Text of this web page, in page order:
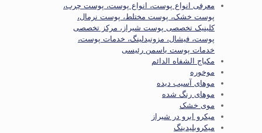
معرفی انواع پوست، انواع پوست، پوست چرب،
پوست خشک، پوست مختلط، پوست نرمال،
کلینیک تخصصی پوست شیراز، مرکز تخصصی
پوست، فیشال، مزونیدلینگ، خدمات پوست،
خدمات پوست یاسمن رئیسی
مكياج الشفاه الدائم
موخوره
موهای آسیب دیده
موهای رنگ شده
موی خشک
میکرو ابرو در شیراز
میکروبلیدینگ